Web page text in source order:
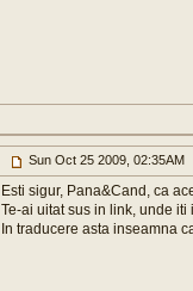
Sun Oct 25 2009, 02:35AM
Esti sigur, Pana&Cand, ca
Te-ai uitat sus in link, unde
In traducere asta inseamna